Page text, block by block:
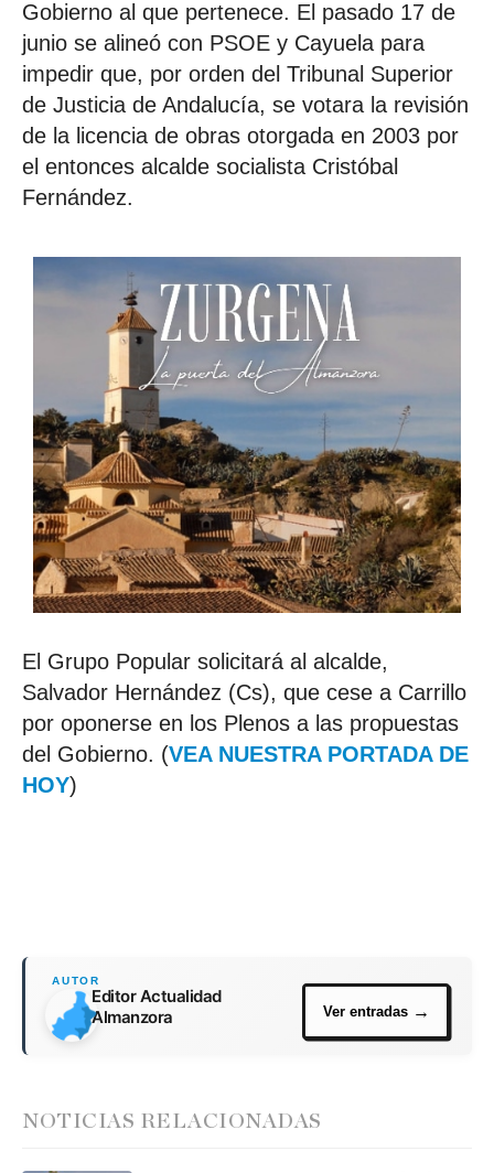
Gobierno al que pertenece. El pasado 17 de
junio se alineó con PSOE y Cayuela para
impedir que, por orden del Tribunal Superior
de Justicia de Andalucía, se votara la revisión
de la licencia de obras otorgada en 2003 por
el entonces alcalde socialista Cristóbal
Fernández.
El Grupo Popular solicitará al alcalde,
Salvador Hernández (Cs), que cese a Carrillo
por oponerse en los Plenos a las propuestas
del Gobierno. (VEA NUESTRA PORTADA DE
HOY)
Editor Actualidad
Almanzora
NOTICIAS RELACIONADAS